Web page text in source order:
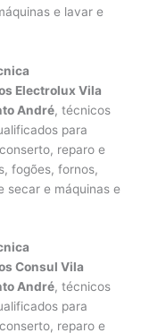
e lavar e
Electrolux Vila
André, técnicos
para
reparo e
fogões, fornos,
secar e máquinas e
Consul Vila
André, técnicos
para
reparo e